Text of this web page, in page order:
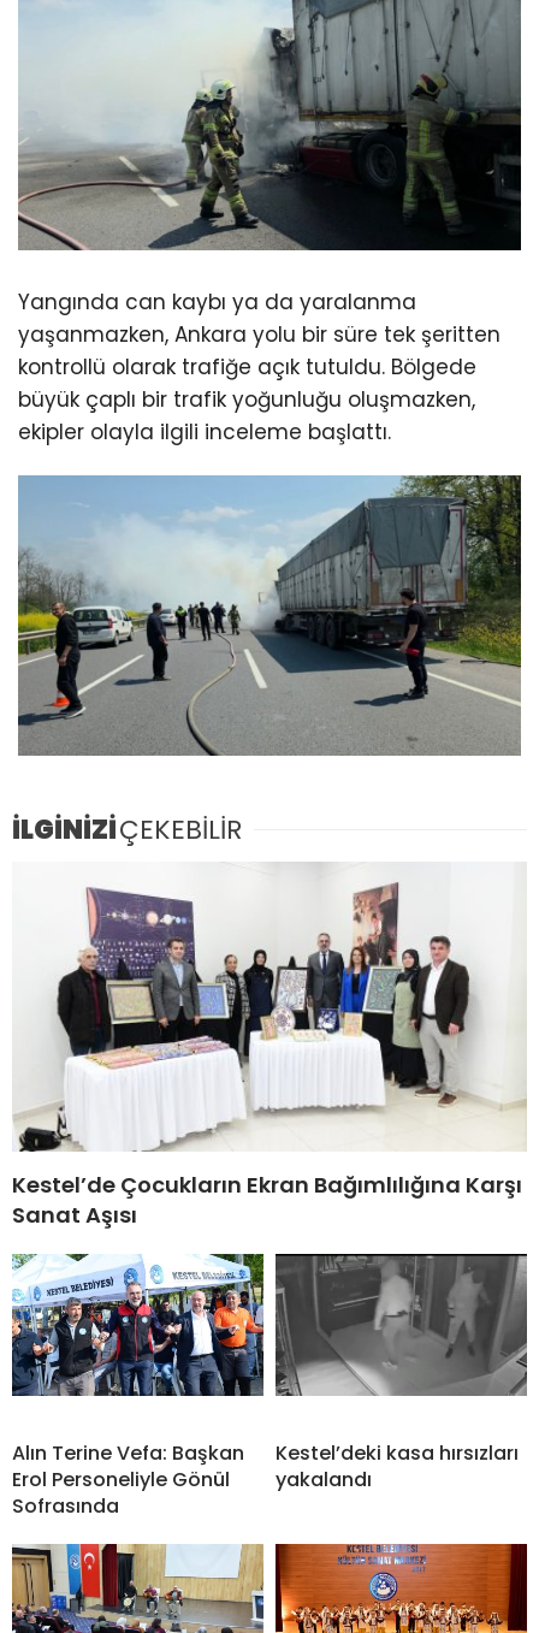
Yangında can kaybı ya da yaralanma
yaşanmazken, Ankara yolu bir süre tek şeritten
kontrollü olarak trafiğe açık tutuldu. Bölgede
büyük çaplı bir trafik yoğunluğu oluşmazken,
ekipler olayla ilgili inceleme başlattı.
İLGİNİZİÇEKEBİLİR
Kestel’de Çocukların Ekran Bağımlılığına Karşı
Sanat Aşısı
Alın Terine Vefa: Başkan
Erol Personeliyle Gönül
Sofrasında
Kestel’deki kasa hırsızları
yakalandı